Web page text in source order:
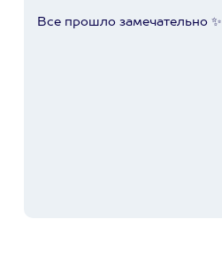
Все прошло замечательно ✨